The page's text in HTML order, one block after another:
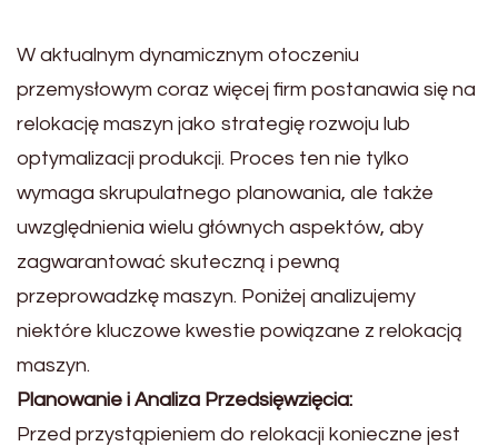
W aktualnym dynamicznym otoczeniu
przemysłowym coraz więcej firm postanawia się na
relokację maszyn jako strategię rozwoju lub
optymalizacji produkcji. Proces ten nie tylko
wymaga skrupulatnego planowania, ale także
uwzględnienia wielu głównych aspektów, aby
zagwarantować skuteczną i pewną
przeprowadzkę maszyn. Poniżej analizujemy
niektóre kluczowe kwestie powiązane z relokacją
maszyn.
Planowanie i Analiza Przedsięwzięcia:
Przed przystąpieniem do relokacji konieczne jest